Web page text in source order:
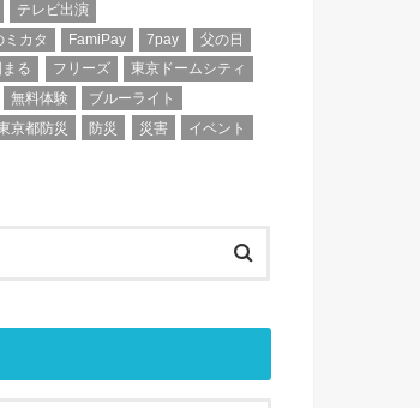
テレビ出演
ミカタ
FamiPay 7pay
父の日
まる フリーズ
東京ドームシティ
無料体験
ブルーライト
京都防災 防災 災害
イベント